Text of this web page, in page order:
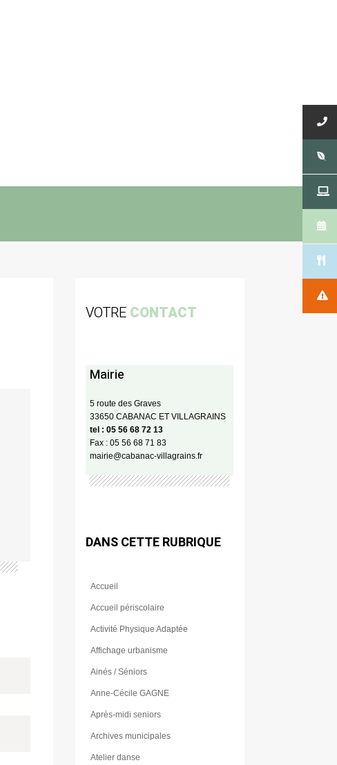
VOTRE CONTACT
Mairie
5 route des Graves
33650 CABANAC ET VILLAGRAINS
tel : 05 56 68 72 13
Fax : 05 56 68 71 83
mairie@cabanac-villagrains.fr
DANS CETTE RUBRIQUE
Accueil
Accueil périscolaire
Activité Physique Adaptée
Affichage urbanisme
Ainés / Séniors
Anne-Cécile GAGNE
Après-midi seniors
Archives municipales
Atelier danse